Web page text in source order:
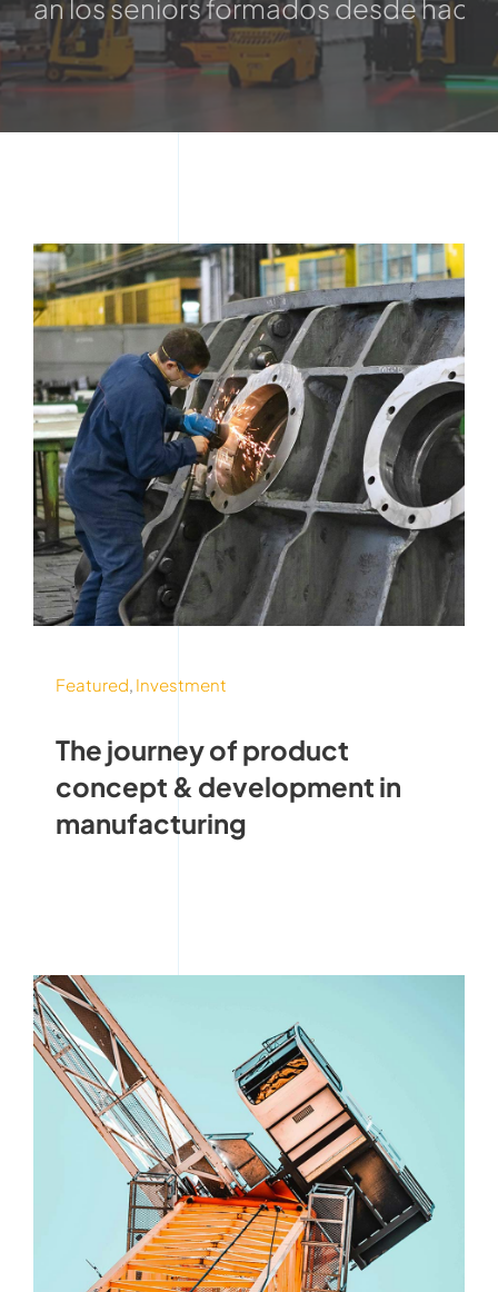
formados desde hace más
Featured Investment
The journey of product
concept & development in
manufacturing